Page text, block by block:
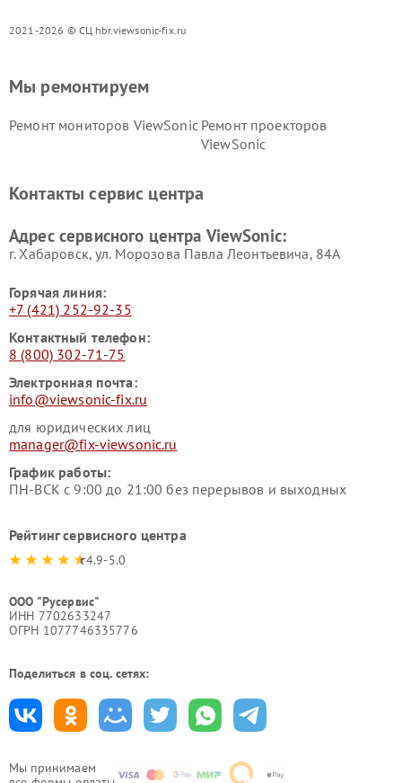
2021-2026 © СЦ hbr.viewsonic-fix.ru
Мы принимаем
Мы ремонтируем
Ремонт мониторов ViewSonic Ремонт проекторов
ViewSonic
Контакты сервис центра
Адрес сервисного центра ViewSonic:
г. Хабаровск, ул. Морозова Павла Леонтьевича, 84А
Горячая линия:
+7 (421) 252-92-35
Контактный телефон:
8 (800) 302-71-75
Электронная почта:
info@viewsonic-fix.ru
для юридических лиц
manager@fix-viewsonic.ru
График работы:
ПН-ВСК с 9:00 до 21:00 без перерывов и выходных
Рейтинг сервисного центра
4.9-5.0
ООО "Русервис"
ИНН 7702633247
ОГРН 1077746335776
Поделиться в соц. сетях: